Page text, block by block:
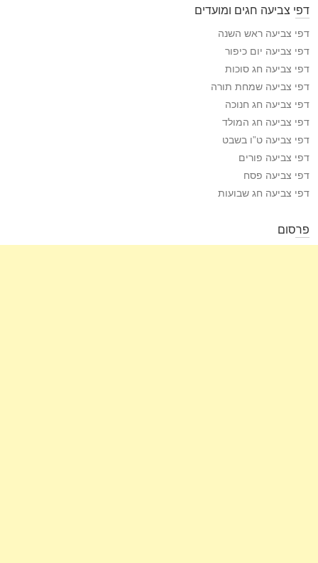
דפי צביעה חגים ומועדים
דפי צביעה ראש השנה
דפי צביעה יום כיפור
דפי צביעה חג סוכות
דפי צביעה שמחת תורה
דפי צביעה חג חנוכה
דפי צביעה חג המולד
דפי צביעה ט”ו בשבט
דפי צביעה פורים
דפי צביעה פסח
דפי צביעה חג שבועות
פרסום